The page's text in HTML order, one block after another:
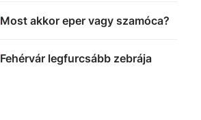
Most akkor eper vagy szamóca?
Fehérvár legfurcsább zebrája